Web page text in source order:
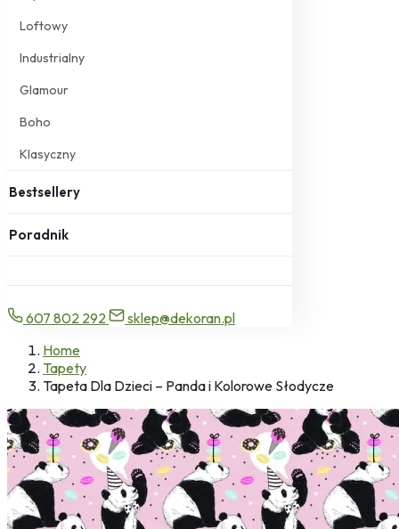
Loftowy
Industrialny
Glamour
Boho
Klasyczny
Bestsellery
Poradnik
607 802 292
sklep@dekoran.pl
Home
Tapety
Tapeta Dla Dzieci – Panda i Kolorowe Słodycze